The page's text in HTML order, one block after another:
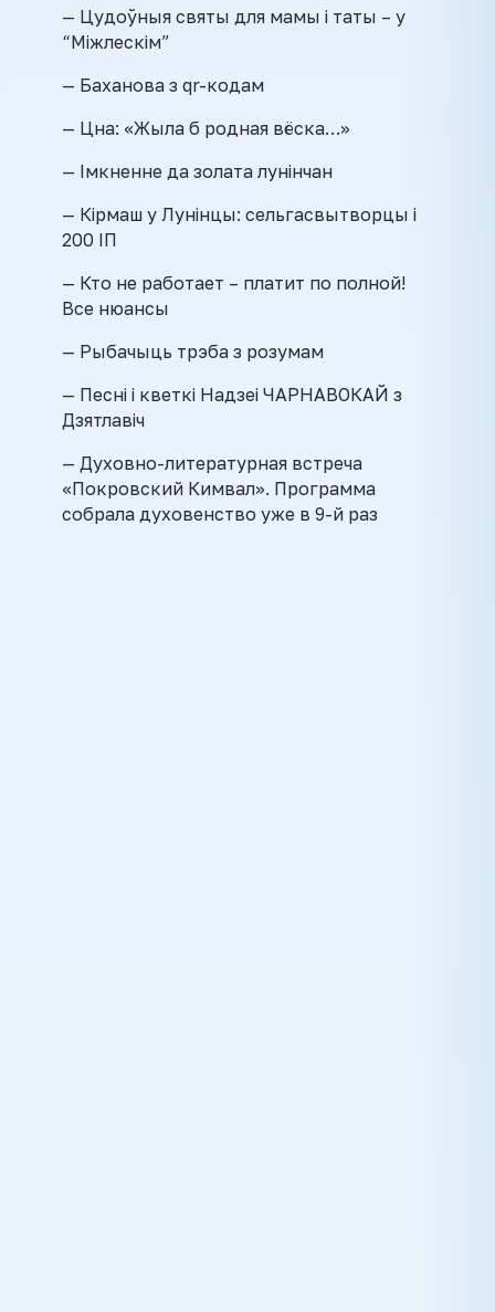
— Цудоўныя святы для мамы і таты – у
“Міжлескім”
— Баханова з qr-кодам
— Цна: «Жыла б родная вёска…»
— Імкненне да золата лунінчан
— Кірмаш у Лунінцы: сельгасвытворцы і
200 ІП
— Кто не работает – платит по полной!
Все нюансы
— Рыбачыць трэба з розумам
— Песні і кветкі Надзеі ЧАРНАВОКАЙ з
Дзятлавіч
— Духовно-литературная встреча
«Покровский Кимвал». Программа
собрала духовенство уже в 9-й раз